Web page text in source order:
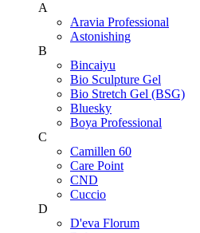
A
Aravia Professional
Astonishing
B
Bincaiyu
Bio Sculpture Gel
Bio Stretch Gel (BSG)
Bluesky
Boya Professional
C
Camillen 60
Care Point
CND
Cuccio
D
D'eva Florum